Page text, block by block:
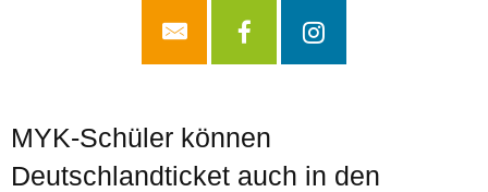
MYK-Schüler können
Deutschlandticket auch in den